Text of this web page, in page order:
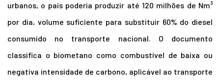
urbanos, o país poderia produzir até 120 milhões de Nm³
por dia, volume suficiente para substituir 60% do diesel
consumido no transporte nacional. O documento
classifica o biometano como combustível de baixa ou
negativa intensidade de carbono, aplicável ao transporte